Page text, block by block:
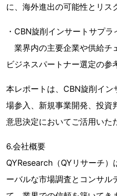
に、海外進出の可能性とリス
・CBN旋削インサートサプ
業界内の主要企業や供給チ
ビジネスパートナー選定の参
本レポートは、CBN旋削イ
場参入、新規事業開発、投資
意思決定においてご活用いた
6.会社概要
QYResearch（QYリサーチ
ーバルな市場調査とコンサル